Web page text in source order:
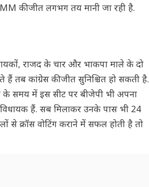
की जीत लगभग तय मानी जा रही है.
राजद के चार और भाकपा माले के दो
तब कांग्रेस की जीत सुनिश्चित हो सकती है.
के समय में इस सीट पर बीजेपी भी अपना
हैं. सब मिलाकर उनके पास भी 24
से क्रॉस वोटिंग कराने में सफल होती है तो